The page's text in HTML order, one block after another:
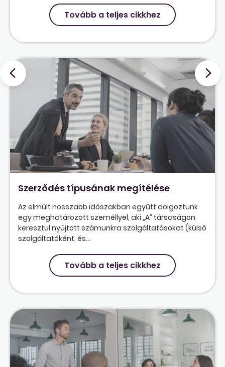
Tovább a teljes cikkhez
Szerződés típusának megítélése
Az elmúlt hosszabb időszakban együtt dolgoztunk
egy meghatározott személlyel, aki „A” társaságon
keresztül nyújtott számunkra szolgáltatásokat (külső
szolgáltatóként, és...
Tovább a teljes cikkhez